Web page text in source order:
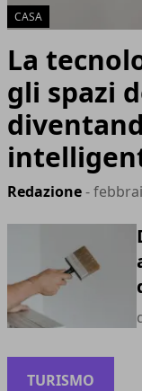
CASA
La
gli spazi
Redazione-
TURISMO